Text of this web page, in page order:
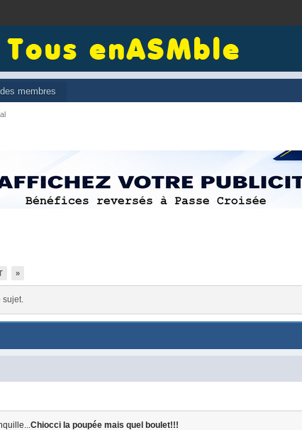
membres
»
sujet.
Chiocci la poupée mais quel boulet!!!